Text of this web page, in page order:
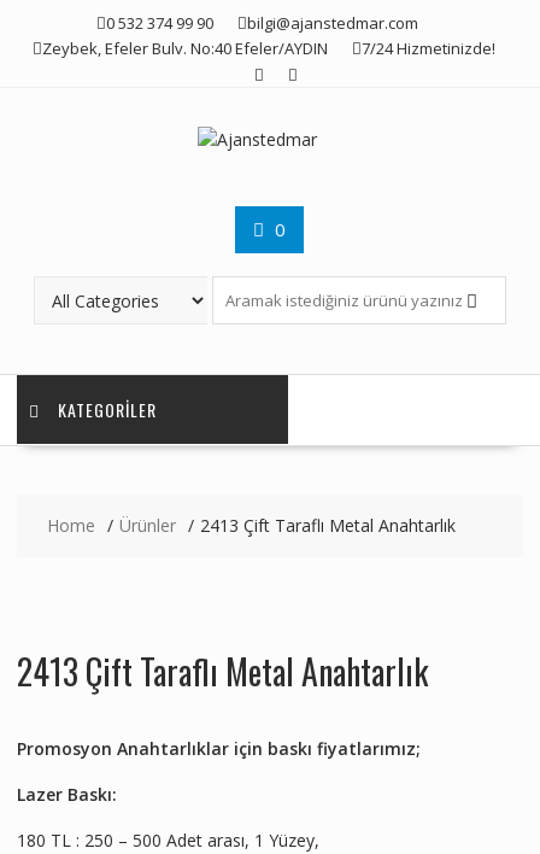
0 532 374 99 90
bilgi@ajanstedmar.com
Zeybek, Efeler Bulv. No:40 Efeler/AYDIN
7/24 Hizmetinizde!
0
KATEGORILER
Home Ürünler 2413 Çift Taraflı Metal Anahtarlık
2413 Çift Taraflı Metal Anahtarlık
Promosyon Anahtarlıklar için baskı fiyatlarımız;
Lazer Baskı:
180 TL : 250 – 500 Adet arası, 1 Yüzey,